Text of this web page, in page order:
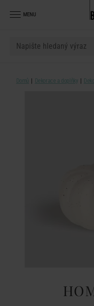
MENU
Domů Dekorace a doplňky